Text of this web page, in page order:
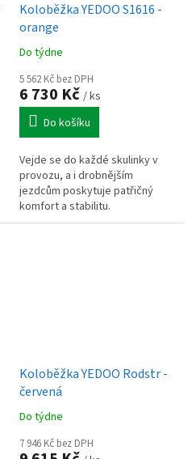
Koloběžka YEDOO S1616 -
orange
Do týdne
5 562 Kč bez DPH
6 730 Kč / ks
Do košíku
Vejde se do každé skulinky v
provozu, a i drobnějším
jezdcům poskytuje patřičný
komfort a stabilitu.
Koloběžka YEDOO Rodstr -
červená
Do týdne
7 946 Kč bez DPH